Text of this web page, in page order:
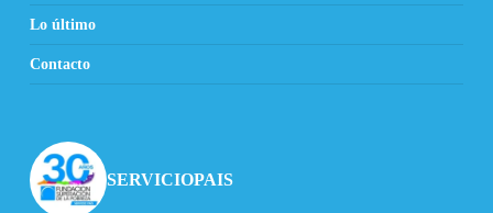
Lo último
Contacto
SERVICIOPAIS